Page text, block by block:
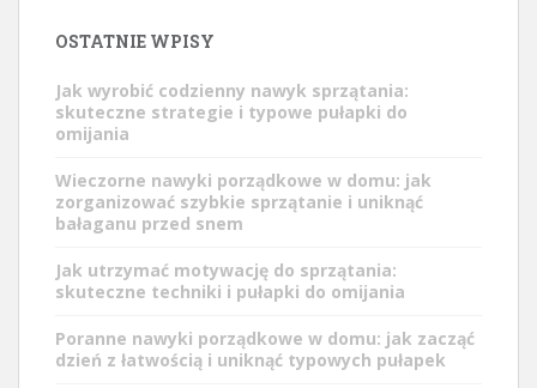
OSTATNIE WPISY
Jak wyrobić codzienny nawyk sprzątania:
skuteczne strategie i typowe pułapki do
omijania
Wieczorne nawyki porządkowe w domu: jak
zorganizować szybkie sprzątanie i uniknąć
bałaganu przed snem
Jak utrzymać motywację do sprzątania:
skuteczne techniki i pułapki do omijania
Poranne nawyki porządkowe w domu: jak zacząć
dzień z łatwością i uniknąć typowych pułapek